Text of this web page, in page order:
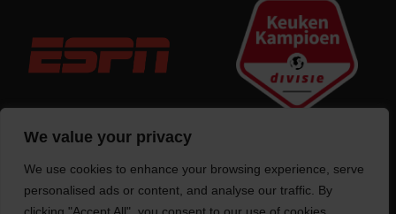
We value your privacy
We use cookies to enhance your browsing experience, serve
personalised ads or content, and analyse our traffic. By
Trotse bouwervan deze website